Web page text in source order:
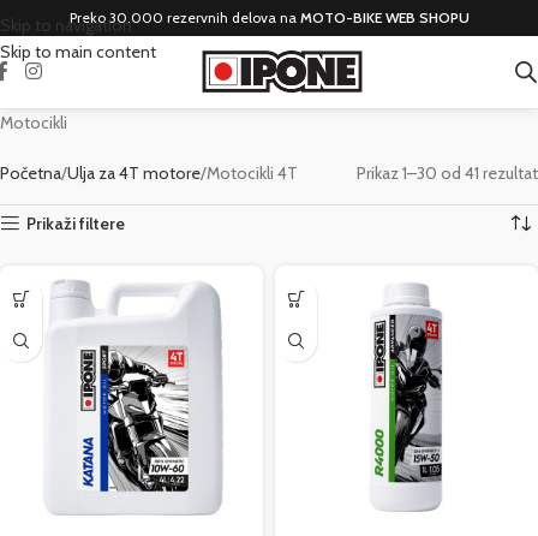
Skip to navigation
Skip to main content
Preko 30.000 rezervnih delova na MOTO-BIKE WEB SHOPU
Motocikli
Početna Ulja za 4T motore Motocikli 4T Prikaz 1–30 od 41 rezultat
Prikaži filtere